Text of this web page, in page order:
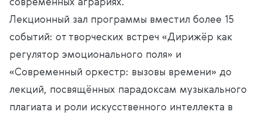
Лекционный зал программы вместил более 15
событий: от творческих встреч «Дирижёр как
регулятор эмоционального поля» и
«Современный оркестр: вызовы времени» до
лекций, посвящённых парадоксам музыкального
плагиата и роли искусственного интеллекта в